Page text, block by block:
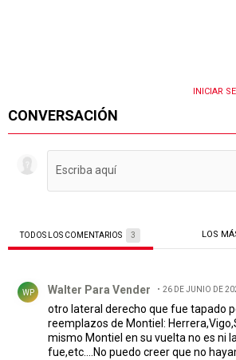
CONVERSACIÓN
INICIAR
TODOS LOS COMENTARIOS 3 LOS
WP Walter Para Vender 26 DE JUNIO DE
otro lateral derecho que fue tapado
reemplazos de Montiel:
mismo Montiel en su vuelta no es ni
fue,etc....No puedo creer que no